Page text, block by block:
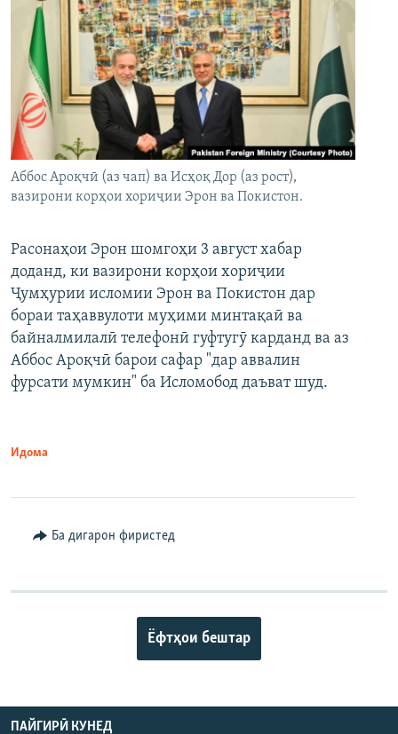
Аббос Ароқчӣ (аз чап) ва Исҳоқ Дор (аз рост),
вазирони корҳои хориҷии Эрон ва Покистон.
Расонаҳои Эрон шомгоҳи 3 август хабар
доданд, ки вазирони корҳои хориҷии
Ҷумҳурии исломии Эрон ва Покистон дар
бораи таҳаввулоти муҳими минтақаӣ ва
байналмилалӣ телефонӣ гуфтугӯ карданд ва аз
Аббос Ароқчӣ барои сафар "дар аввалин
фурсати мумкин" ба Исломобод даъват шуд.
Идома
Ба дигарон фиристед
Ёфтҳои бештар
ПАЙГИРӢ КУНЕД